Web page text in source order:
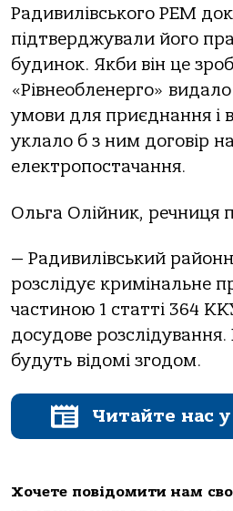
Радивилівського РЕМ
підтверджували його
будинок. Якби він це
«Рівнеобленерго»
умови для приєднання і
уклало б з ним договір
електропостачання.
Ольга Олійник, речниця
— Радивилівський
розслідує кримінальне
частиною 1 статті 364
досудове
будуть відомі згодом.
Читайте нас
Хочете повідомити нам